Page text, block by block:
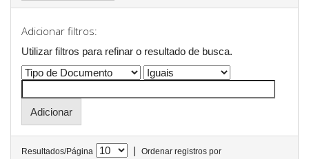
Adicionar filtros:
Utilizar filtros para refinar o resultado de busca.
Resultados/Página |
Ordenar registros por